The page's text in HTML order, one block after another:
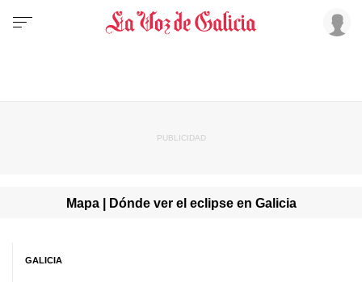
Mapa | Dónde ver el eclipse en Galicia
GALICIA